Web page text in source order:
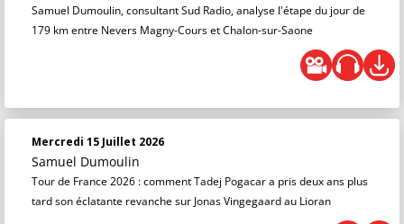
Samuel Dumoulin, consultant Sud Radio, analyse l'étape du jour de
179 km entre Nevers Magny-Cours et Chalon-sur-Saone
Mercredi 15 Juillet 2026
Samuel Dumoulin
Tour de France 2026 : comment Tadej Pogacar a pris deux ans plus
tard son éclatante revanche sur Jonas Vingegaard au Lioran